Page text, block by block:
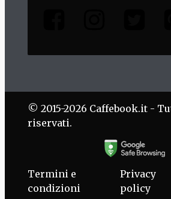
© 2015-2026 Caffebook.it -
riservati.
Termini e
condizioni
Privacy
policy